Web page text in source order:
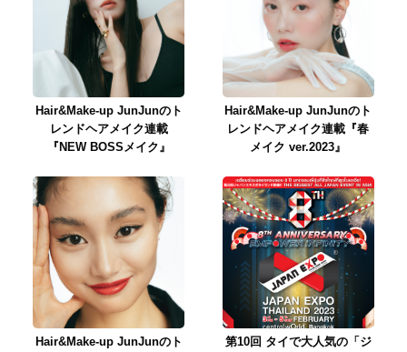
Hair&Make-up JunJunのト
レンドヘアメイク連載
『NEW BOSSメイク』
Hair&Make-up JunJunのト
レンドヘアメイク連載『春
メイク ver.2023』
Hair&Make-up JunJunのト
第10回 タイで大人気の「ジ